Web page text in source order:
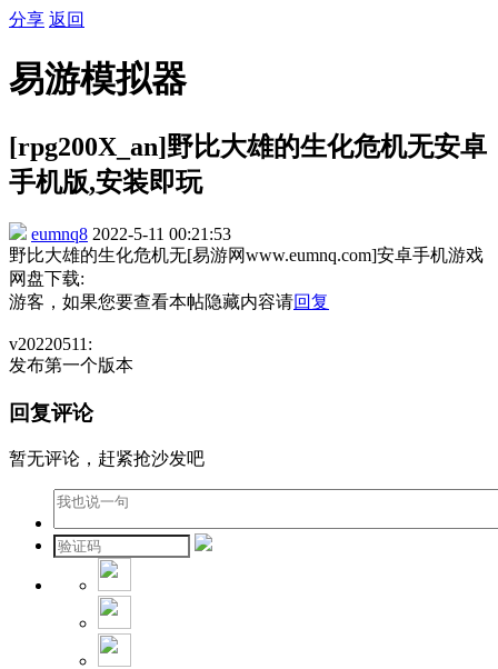
分享 返回
易游模拟器
[rpg200X_an]野比大雄的生化危机无安卓
手机版,安装即玩
eumnq8 2022-5-11 00:21:53
野比大雄的生化危机无[易游网www.eumnq.com]安卓手机游戏
网盘下载:
游客，如果您要查看本帖隐藏内容请回复
v20220511:
发布第一个版本
回复评论
暂无评论，赶紧抢沙发吧